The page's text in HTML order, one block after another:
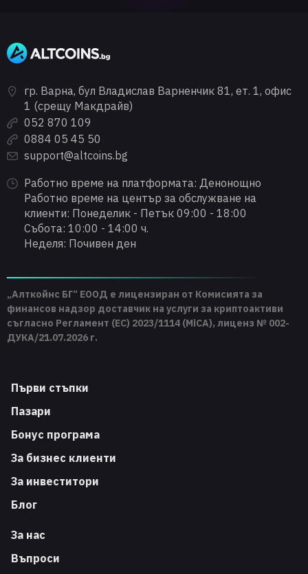
гр. Варна, бул Владислав Варненчик 81, ет. 1, офис
1 (срещу Макдрайв)
052 870 109
0884 05 45 50
support@altcoins.bg
Работно време на платформата: Денонощно
Работно време на център за обслужване на
клиенти: Понеделик - Петък 09:00 - 18:00
Събота: 10:00 - 14:00 ч.
Неделя: Почивен ден
„Алткойнс БГ“ ЕООД е лицензиран от Комисията за
финансов надзор доставчик на услуги за криптоактиви
съгласно Регламент (ЕС) 2023/1114 (MiCA), лиценз № 002-
ДУКА/21.07.2026 г.
Първи стъпки
Пазари
Бонус програма
За бизнес клиенти
За инвеститори
Блог
За нас
Въпроси